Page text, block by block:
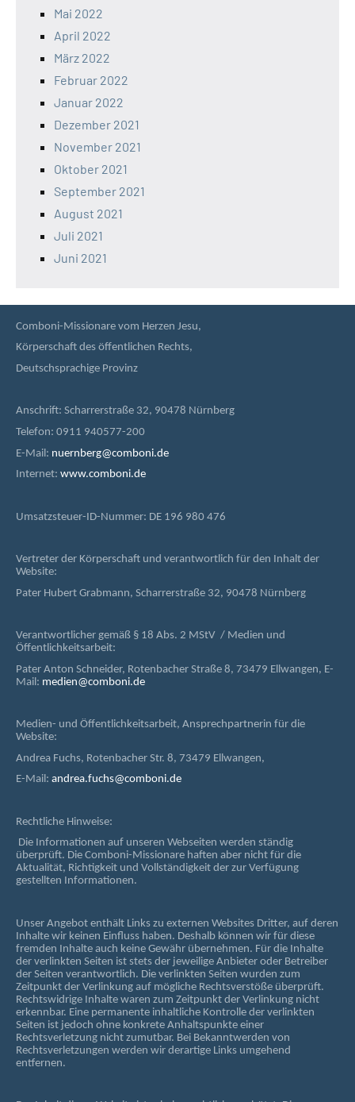
Mai 2022
April 2022
März 2022
Februar 2022
Januar 2022
Dezember 2021
November 2021
Oktober 2021
September 2021
August 2021
Juli 2021
Juni 2021
Comboni-Missionare vom Herzen Jesu,
Körperschaft des öffentlichen Rechts,
Deutschsprachige Provinz
Anschrift: Scharrerstraße 32, 90478 Nürnberg
Telefon: 0911 940577-200
E-Mail: nuernberg@comboni.de
Internet: www.comboni.de
Umsatzsteuer-ID-Nummer: DE 196 980 476
Vertreter der Körperschaft und verantwortlich für den Inhalt der
Website:
Pater Hubert Grabmann, Scharrerstraße 32, 90478 Nürnberg
Verantwortlicher gemäß § 18 Abs. 2 MStV / Medien und
Öffentlichkeitsarbeit:
Pater Anton Schneider, Rotenbacher Straße 8, 73479 Ellwangen, E-
Mail: medien@comboni.de
Medien- und Öffentlichkeitsarbeit, Ansprechpartnerin für die
Website:
Andrea Fuchs, Rotenbacher Str. 8, 73479 Ellwangen,
E-Mail: andrea.fuchs@comboni.de
Rechtliche Hinweise:
Die Informationen auf unseren Webseiten werden ständig
überprüft. Die Comboni-Missionare haften aber nicht für die
Aktualität, Richtigkeit und Vollständigkeit der zur Verfügung
gestellten Informationen.
Unser Angebot enthält Links zu externen Websites Dritter, auf deren
Inhalte wir keinen Einfluss haben. Deshalb können wir für diese
fremden Inhalte auch keine Gewähr übernehmen. Für die Inhalte
der verlinkten Seiten ist stets der jeweilige Anbieter oder Betreiber
der Seiten verantwortlich. Die verlinkten Seiten wurden zum
Zeitpunkt der Verlinkung auf mögliche Rechtsverstöße überprüft.
Rechtswidrige Inhalte waren zum Zeitpunkt der Verlinkung nicht
erkennbar. Eine permanente inhaltliche Kontrolle der verlinkten
Seiten ist jedoch ohne konkrete Anhaltspunkte einer
Rechtsverletzung nicht zumutbar. Bei Bekanntwerden von
Rechtsverletzungen werden wir derartige Links umgehend
entfernen.